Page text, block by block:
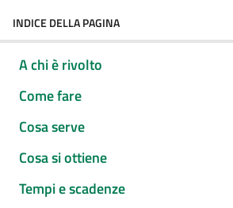
INDICE DELLA PAGINA
A chi è rivolto
Come fare
Cosa serve
Cosa si ottiene
Tempi e scadenze